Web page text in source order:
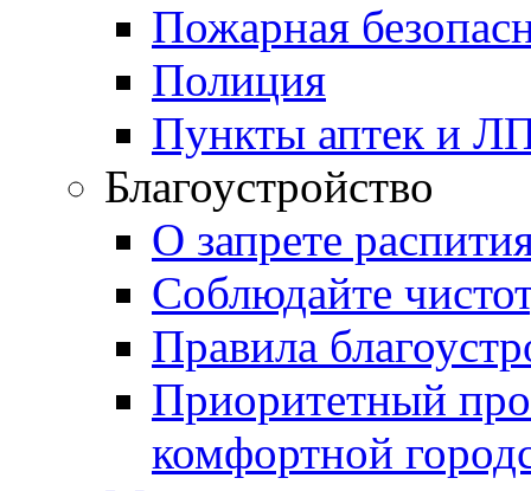
Пожарная
Полиция
Пункты аптек и
Благоустройство
О запрете
Соблюдайте
Правила
Приоритетный
комфортной